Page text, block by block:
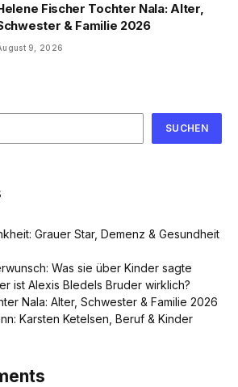
Fischer Tochter Nala: Alter,
& Familie 2026
9, 2026
SUCHEN
Grauer Star, Demenz & Gesundheit
Was sie über Kinder sagte
ist Alexis Bledels Bruder wirklich?
Nala: Alter, Schwester & Familie 2026
Karsten Ketelsen, Beruf & Kinder